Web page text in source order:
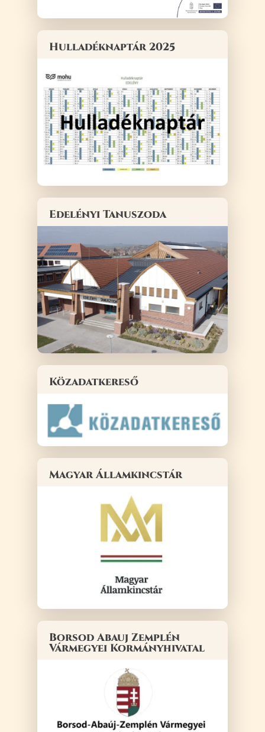
Hulladéknaptár 2025
Edelényi Tanuszoda
Közadatkereső
Magyar Államkincstár
Borsod Abauj Zemplén
Vármegyei Kormányhivatal